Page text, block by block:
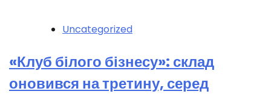
Uncategorized
«Клуб білого бізнесу»: склад
оновився на третину, серед